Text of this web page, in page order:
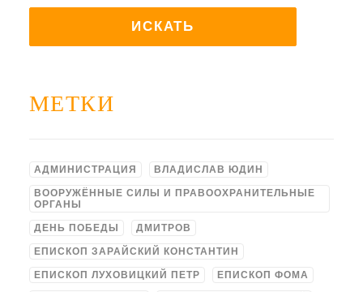
МЕТКИ
АДМИНИСТРАЦИЯ ВЛАДИСЛАВ ЮДИН
ВООРУЖЁННЫЕ СИЛЫ И ПРАВООХРАНИТЕЛЬНЫЕ
ОРГАНЫ
ДЕНЬ ПОБЕДЫ ДМИТРОВ
ЕПИСКОП ЗАРАЙСКИЙ КОНСТАНТИН
ЕПИСКОП ЛУХОВИЦКИЙ ПЕТР ЕПИСКОП ФОМА